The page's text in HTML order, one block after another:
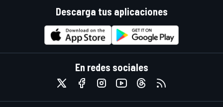
Descarga tus aplicaciones
En redes sociales